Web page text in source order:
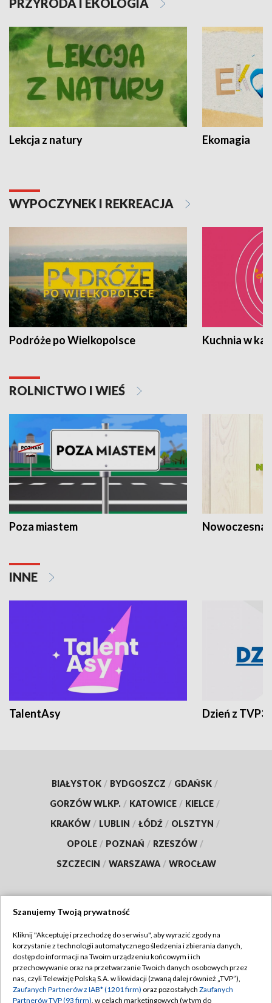
PRZYRODA I EKOLOGIA
Lekcja z natury Ekomagia
WYPOCZYNEK I REKREACJA
Podróże po Wielkopolsce Kuchnia w
ROLNICTWO I WIEŚ
Poza miastem Nowoczesna
INNE
TalentAsy Dzień z TVP3
BIAŁYSTOK / BYDGOSZCZ / GDAŃSK /
GORZÓW WLKP. / KATOWICE / KIELCE /
KRAKÓW / LUBLIN / ŁÓDŹ / OLSZTYN /
OPOLE / POZNAŃ / RZESZÓW /
SZCZECIN / WARSZAWA / WROCŁAW
TVP
Abonament TVP
Emisja w TVP
Regulamin TVP
Polityka prywatności
Szanujemy Twoją prywatność
Kliknij "Akceptuję i przechodzę do serwisu", aby wyrazić zgody na
korzystanie z technologii automatycznego śledzenia i zbierania danych,
dostęp do informacji na Twoim urządzeniu końcowym i ich
przechowywanie oraz na przetwarzanie Twoich danych osobowych przez
nas, czyli Telewizję Polską S.A. w likwidacji (zwaną dalej również „TVP”),
Zaufanych Partnerów z IAB* (1201 firm) oraz pozostałych Zaufanych
Partnerów TVP (93 firm), w celach marketingowych (w tym do